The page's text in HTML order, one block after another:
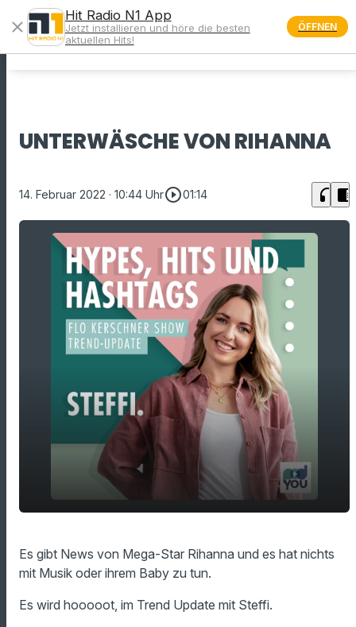
menu
UNTERWÄSCHE VON RIHANNA
14. Februar 2022 · 10:44 Uhrplay_circle_outline01:14 headphones chrome_reader_mode
play_arrow
00:00
Es gibt News von Mega-Star Rihanna und es hat nichts
mit Musik oder ihrem Baby zu tun.​
Es wird hooooot, im Trend Update mit Steffi.
close
Hit Radio N1 App
Jetzt installieren und höre die besten
aktuellen Hits!
ÖFFNEN